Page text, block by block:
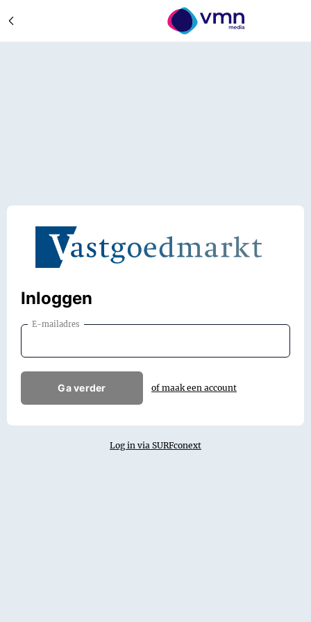
Inloggen
E-mailadres
Ga verder of maak een account
Log in via SURFconext